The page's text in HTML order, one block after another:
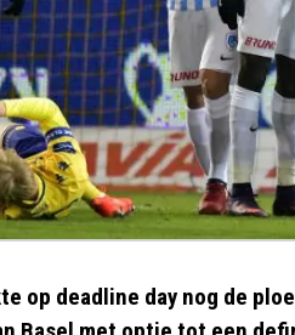
op deadline day nog de